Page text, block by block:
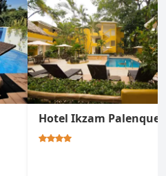
Hotel Ikzam Palenque